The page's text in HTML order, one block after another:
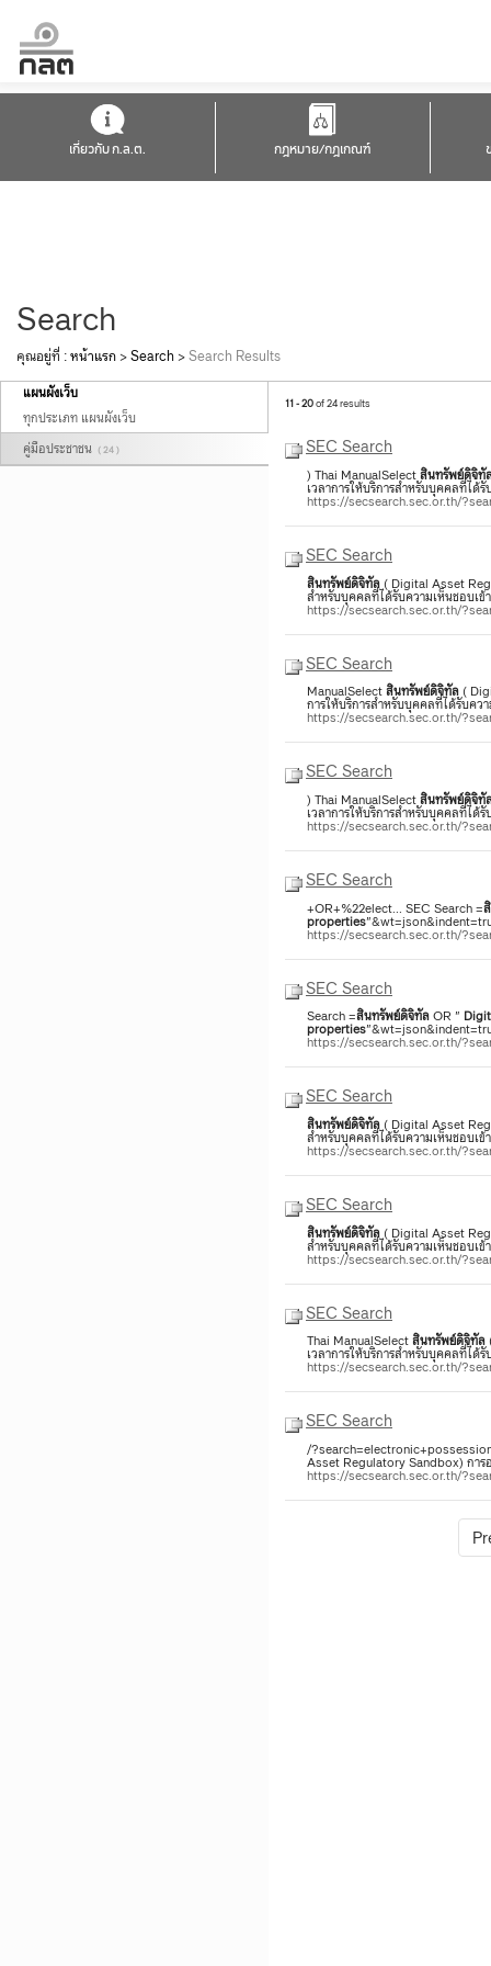
เกี่ยวกับ ก.ล.ต. กฎหมาย/กฎเกณฑ์
Search
คุณอยู่ที่ :หน้าแรก >Search >Search Results
แผนผังเว็บ
ทุกประเภท แผนผังเว็บ
คู่มือประชาชน ( 24 )
11 - 20of 24 results
SEC Search
) Thai ManualSelectสินทรัพย์ดิจิทั
เวลาการให้บริการสำหรับบุคคลที่ได้
https://secsearch.sec.or.th/
SEC Search
สินทรัพย์ดิจิทัล( Digital Asset
สำหรับบุคคลที่ได้รับความเห็นชอบเ
https://secsearch.sec.or.th/
SEC Search
ManualSelectสินทรัพย์ดิจิทัล (
การให้บริการสำหรับบุคคลที่ได้รับค
https://secsearch.sec.or.th/
SEC Search
) Thai ManualSelectสินทรัพย์ดิจิทั
เวลาการให้บริการสำหรับบุคคลที่ได้
https://secsearch.sec.or.th/
SEC Search
+OR+%22elect... SEC Search =
properties
https://secsearch.sec.or.th/
SEC Search
Search =สินทรัพย์ดิจิทัลOR "
properties
https://secsearch.sec.or.th/
SEC Search
สินทรัพย์ดิจิทัล( Digital Asset
สำหรับบุคคลที่ได้รับความเห็นชอบเ
https://secsearch.sec.or.th/
SEC Search
สินทรัพย์ดิจิทัล( Digital Asset
สำหรับบุคคลที่ได้รับความเห็นชอบเ
https://secsearch.sec.or.th/
SEC Search
Thai ManualSelectสินทรัพย์ดิจิทัล
เวลาการให้บริการสำหรับบุคคลที่ได้
https://secsearch.sec.or.th/
SEC Search
/
Asset Regulatory Sandbox) การ
https://secsearch.sec.or.th/